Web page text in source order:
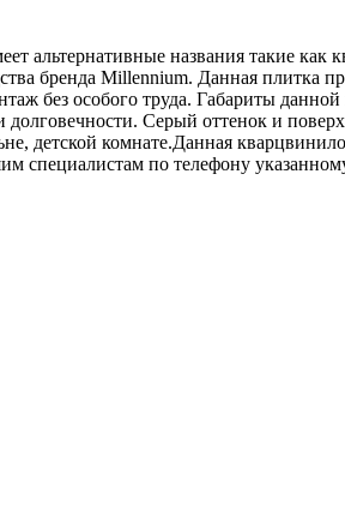
альтернативные названия такие как
бренда Millennium. Данная плитка
без особого труда. Габариты
Серый оттенок и
детской комнате.Данная
специалистам по телефону